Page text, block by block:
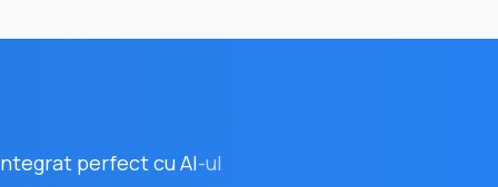
perfect cu AI-ul